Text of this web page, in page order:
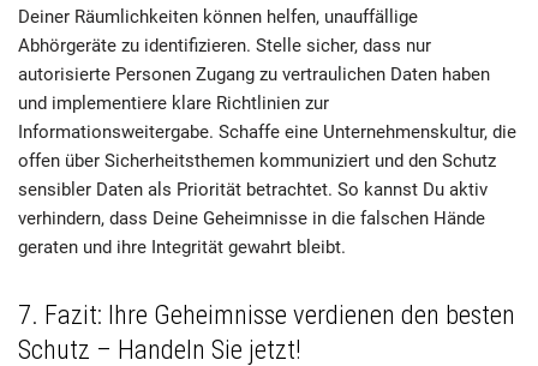
Deiner Räumlichkeiten können helfen, unauffällige
Abhörgeräte zu identifizieren. Stelle sicher, dass nur
autorisierte Personen Zugang zu vertraulichen Daten haben
und implementiere klare Richtlinien zur
Informationsweitergabe. Schaffe eine Unternehmenskultur, die
offen über Sicherheitsthemen kommuniziert und den Schutz
sensibler Daten als Priorität betrachtet. So kannst Du aktiv
verhindern, dass Deine Geheimnisse in die falschen Hände
geraten und ihre Integrität gewahrt bleibt.
7. Fazit: Ihre Geheimnisse verdienen den besten
Schutz – Handeln Sie jetzt!